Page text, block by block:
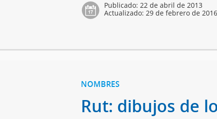
Publicado:22 de abril de 2013
Actualizado:29 de febrero de
NOMBRES
Rut: dibujos de